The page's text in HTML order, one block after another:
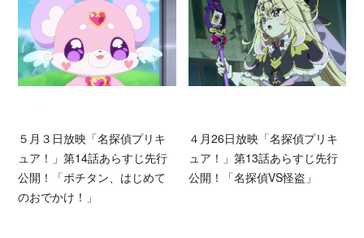
５月３日放映「名探偵プリキ
ュア！」第14話あらすじ先行
公開！「ポチタン、はじめて
のおでかけ！」
４月26日放映「名探偵プリキ
ュア！」第13話あらすじ先行
公開！「名探偵VS怪盗」